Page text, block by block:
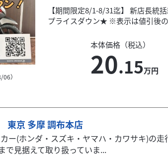
）
【期間限定8/1-8/31迄】 新店長統
プライスダウン★ ※表示は値引後
本体価格（税込）
20.15万円
東京 多摩 調布本店
ー(ホンダ・スズキ・ヤマハ・カワサキ)の
で見据えて取り扱っていま...